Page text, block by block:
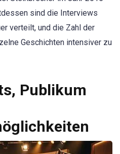
sind die Interviews
verteilt, und die Zahl der
Geschichten intensiver zu
Publikum